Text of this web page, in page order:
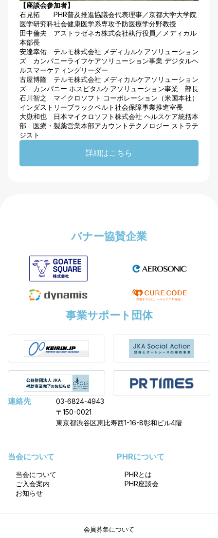
【座談会参加者】
石見拓 PHR普及推進協議会代表理事／京都大学大学院
医学研究科社会健康医学系専攻予防医療学分野教授
田中倫夫 アストラゼネカ株式会社執行役員／メディカル
本部長
安達幸佑 テルモ株式会社 メディカルケアソリューション
ズ カンパニーライフケアソリューション事業 デジタルヘ
ルスマーケティングリーダー
古屋博隆 テルモ株式会社 メディカルケアソリューション
ズ カンパニー ホスピタルケアソリューション事業 部長
石川智之 マイクロソフト コーポレーション（米国本社）
インダストリーブラックベルト社会保障事業推進室長
大嶽和也 日本マイクロソフト株式会社 ヘルスケア統括本
部 医療・製薬営業本部アカウントテクノロジー ストラテ
ジスト
詳細はこちら
バナー協賛企業
事業サポート団体
連絡先
03-6824-4943
〒150-0021
東京都渋谷区恵比寿西1-16-8彰和ビル4階
当会について
当会について
ご入会案内
お知らせ
PHRについて
PHRとは
PHR座談会
会員募集について